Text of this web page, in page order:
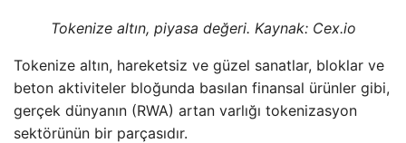
Tokenize altın, piyasa değeri. Kaynak: Cex.io
Tokenize altın, hareketsiz ve güzel sanatlar, bloklar ve
beton aktiviteler bloğunda basılan finansal ürünler gibi,
gerçek dünyanın (RWA) artan varlığı tokenizasyon
sektörünün bir parçasıdır.